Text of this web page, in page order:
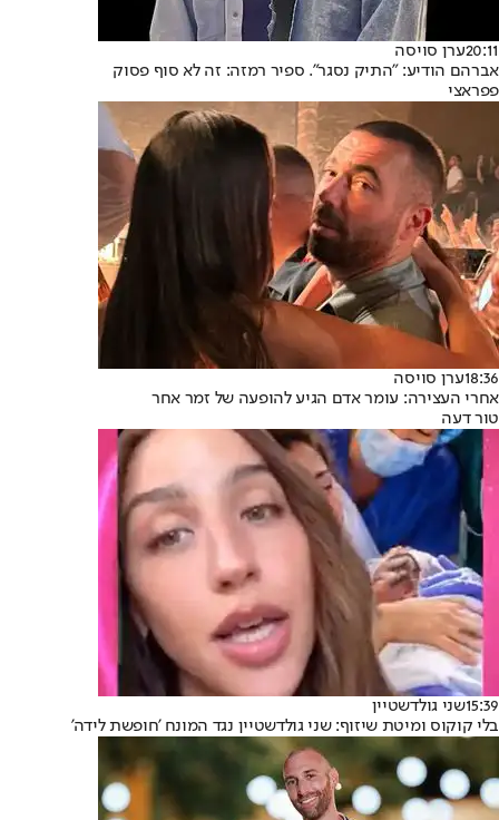
20:11ערן סויסה
אברהם הודיע: "התיק נסגר". ספיר רמזה: זה לא סוף פסוק
פפראצי
18:36ערן סויסה
אחרי העצירה: עומר אדם הגיע להופעה של זמר אחר
טור דעה
15:39שני גולדשטיין
בלי קוקוס ומיטת שיזוף: שני גולדשטיין נגד המונח 'חופשת לידה'